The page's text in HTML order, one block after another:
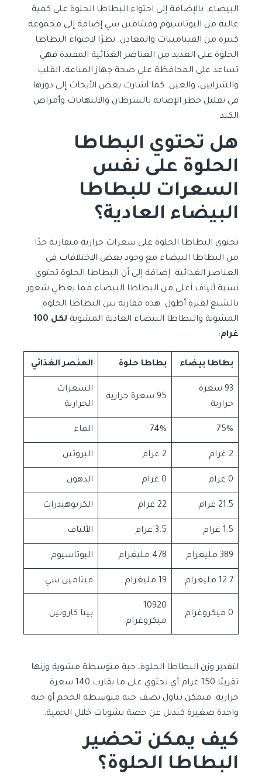
البيضاء. بالإضافة إلى احتواء البطاطا الحلوة على كمية
عالية من البوتاسيوم وفيتامين سي إضافة إلى مجموعة
كبيرة من الفيتامينات والمعادن. نظرًا لاحتواء البطاطا
الحلوة على العديد من العناصر الغذائية المفيدة فهي
تساعد على المحافظة على صحة جهاز المناعة، القلب
والشرايين، والعين. كما أشارت بعض الأبحاث إلى دورها
في تقليل خطر الإصابة بالسرطان والالتهابات وأمراض
الكبد.
هل تحتوي البطاطا
الحلوة على نفس
السعرات للبطاطا
البيضاء العادية؟
تحتوي البطاطا الحلوة على سعرات حرارية متقاربة جدًا
من البطاطا البيضاء مع وجود بعض الاختلافات في
العناصر الغذائية. إضافة إلى أن البطاطا الحلوة تحتوي
نسبة ألياف أعلى من البطاطا البيضاء مما يعطي شعور
بالشبع لفترة أطول. هذه مقارنة بين البطاطا الحلوة
المشوية والبطاطا البيضاء العادية المشوية
لكل 100
غرام:
بطاطا بيضاء بطاطا حلوة العنصر الغذائي
93 سعرة
حرارية
95 سعرة حرارية
السعرات
الحرارية
75%
74% الماء
2 غرام 2 غرام البروتين
0 غرام 0 غرام الدهون
21.5 غرام 22 غرام الكربوهيدرات
1.5 غرام 3.5 غرام الألياف
389 مليغرام 478 مليغرام البوتاسيوم
12.7 مليغرام 19 مليغرام فيتامين سي
0 ميكروغرام
10920
ميكروغرام
بيتا كاروتين
لتقدير وزن البطاطا الحلوة، حبة متوسطة مشوية وزنها
تقريبًا 150 غرام أي تحتوي على ما يقارب 140 سعرة
حرارية. فيمكن تناول نصف حبة متوسطة الحجم أو حبة
واحدة صغيرة كبديل عن حصة نشويات خلال الحمية.
كيف يمكن تحضير
البطاطا الحلوة؟